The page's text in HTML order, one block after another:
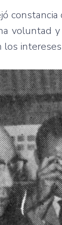
voluntad
intereses